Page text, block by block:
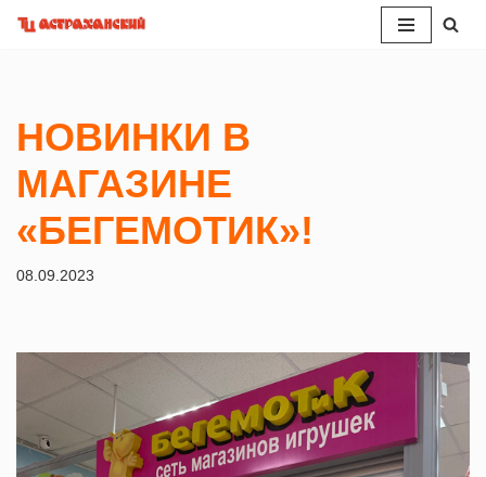
НОВИНКИ В
МАГАЗИНЕ
«БЕГЕМОТИК»!
08.09.2023